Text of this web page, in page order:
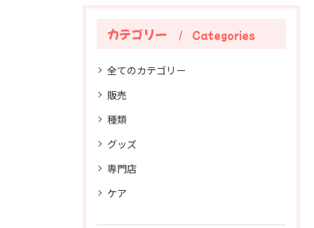
カテゴリー Categories
全てのカテゴリー
販売
種類
グッズ
専門店
ケア